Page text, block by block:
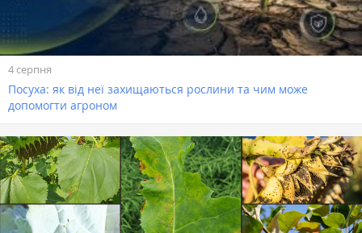
4 серпня
Посуха: як від неї захищаються рослини та чим може
допомогти агроном